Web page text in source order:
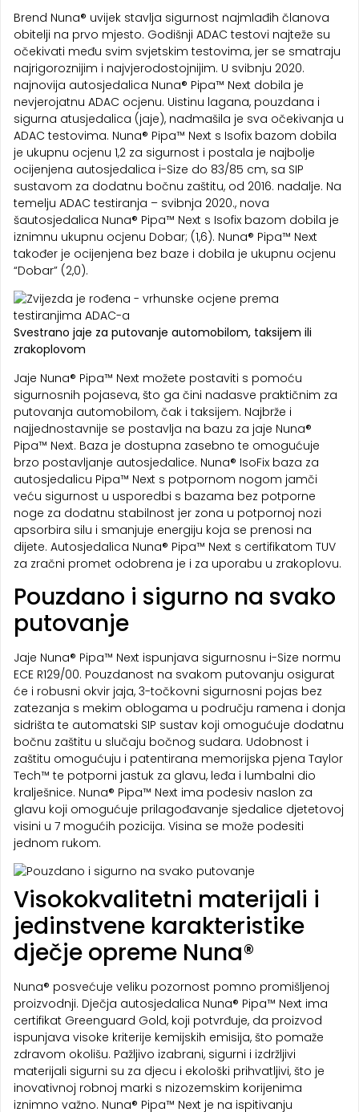
Brend Nuna® uvijek stavlja sigurnost najmlađih članova
obitelji na prvo mjesto. Godišnji ADAC testovi najteže su
očekivati među svim svjetskim testovima, jer se smatraju
najrigoroznijim i najvjerodostojnijim. U svibnju 2020.
najnovija autosjedalica Nuna® Pipa™ Next dobila je
nevjerojatnu ADAC ocjenu. Uistinu lagana, pouzdana i
sigurna atusjedalica (jaje), nadmašila je sva očekivanja u
ADAC testovima. Nuna® Pipa™ Next s Isofix bazom dobila
je ukupnu ocjenu 1,2 za sigurnost i postala je najbolje
ocijenjena autosjedalica i-Size do 83/85 cm, sa SIP
sustavom za dodatnu bočnu zaštitu, od 2016. nadalje. Na
temelju ADAC testiranja – svibnja 2020., nova
šautosjedalica Nuna® Pipa™ Next s Isofix bazom dobila je
iznimnu ukupnu ocjenu Dobar; (1,6). Nuna® Pipa™ Next
također je ocijenjena bez baze i dobila je ukupnu ocjenu
“Dobar” (2,0).
Svestrano jaje za putovanje automobilom, taksijem ili
zrakoplovom
Jaje Nuna® Pipa™ Next možete postaviti s pomoću
sigurnosnih pojaseva, što ga čini nadasve praktičnim za
putovanja automobilom, čak i taksijem. Najbrže i
najjednostavnije se postavlja na bazu za jaje Nuna®
Pipa™ Next. Baza je dostupna zasebno te omogućuje
brzo postavljanje autosjedalice. Nuna® IsoFix baza za
autosjedalicu Pipa™ Next s potpornom nogom jamči
veću sigurnost u usporedbi s bazama bez potporne
noge za dodatnu stabilnost jer zona u potpornoj nozi
apsorbira silu i smanjuje energiju koja se prenosi na
dijete. Autosjedalica Nuna® Pipa™ Next s certifikatom TUV
za zračni promet odobrena je i za uporabu u zrakoplovu.
Pouzdano i sigurno na svako
putovanje
Jaje Nuna® Pipa™ Next ispunjava sigurnosnu i-Size normu
ECE R129/00. Pouzdanost na svakom putovanju osigurat
će i robusni okvir jaja, 3-točkovni sigurnosni pojas bez
zatezanja s mekim oblogama u području ramena i donja
sidrišta te automatski SIP sustav koji omogućuje dodatnu
bočnu zaštitu u slučaju bočnog sudara. Udobnost i
zaštitu omogućuju i patentirana memorijska pjena Taylor
Tech™ te potporni jastuk za glavu, leđa i lumbalni dio
kralješnice. Nuna® Pipa™ Next ima podesiv naslon za
glavu koji omogućuje prilagođavanje sjedalice djetetovoj
visini u 7 mogućih pozicija. Visina se može podesiti
jednom rukom.
Visokokvalitetni materijali i
jedinstvene karakteristike
dječje opreme Nuna®
Nuna® posvećuje veliku pozornost pomno promišljenoj
proizvodnji. Dječja autosjedalica Nuna® Pipa™ Next ima
certifikat Greenguard Gold, koji potvrđuje, da proizvod
ispunjava visoke kriterije kemijskih emisija, što pomaže
zdravom okolišu. Pažljivo izabrani, sigurni i izdržljivi
materijali sigurni su za djecu i ekološki prihvatljivi, što je
inovativnoj robnoj marki s nizozemskim korijenima
iznimno važno. Nuna® Pipa™ Next je na ispitivanju